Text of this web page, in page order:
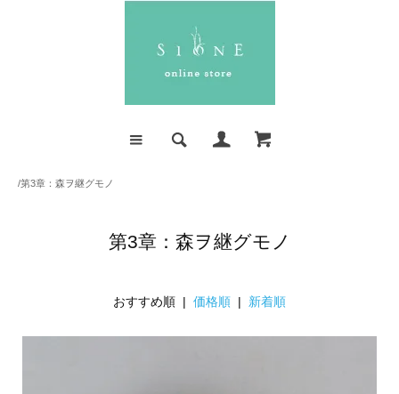
/第3章：森ヲ継グモノ
第3章：森ヲ継グモノ
おすすめ順 | 価格順 | 新着順